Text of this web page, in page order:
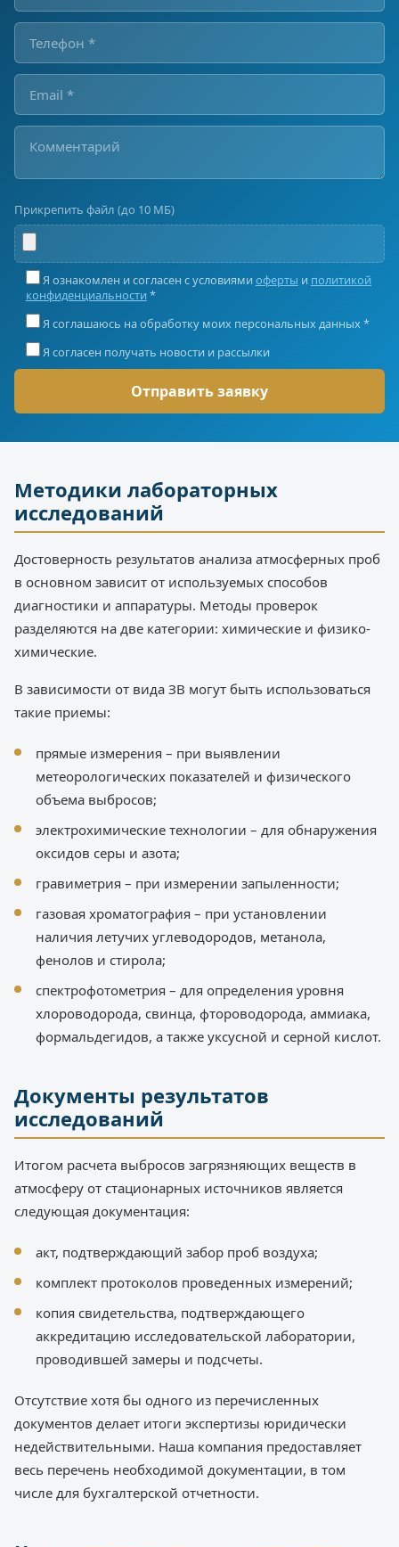
Прикрепить файл (до 10 МБ)
Я ознакомлен и согласен с условиями оферты и политикой
конфиденциальности *
Я соглашаюсь на обработку моих персональных данных *
Я согласен получать новости и рассылки
Методики лабораторных
исследований
Достоверность результатов анализа атмосферных проб
в основном зависит от используемых способов
диагностики и аппаратуры. Методы проверок
разделяются на две категории: химические и физико-
химические.
В зависимости от вида ЗВ могут быть использоваться
такие приемы:
прямые измерения – при выявлении
метеорологических показателей и физического
объема выбросов;
электрохимические технологии – для обнаружения
оксидов серы и азота;
гравиметрия – при измерении запыленности;
газовая хроматография – при установлении
наличия летучих углеводородов, метанола,
фенолов и стирола;
спектрофотометрия – для определения уровня
хлороводорода, свинца, фтороводорода, аммиака,
формальдегидов, а также уксусной и серной кислот.
Документы результатов
исследований
Итогом расчета выбросов загрязняющих веществ в
атмосферу от стационарных источников является
следующая документация:
акт, подтверждающий забор проб воздуха;
комплект протоколов проведенных измерений;
копия свидетельства, подтверждающего
аккредитацию исследовательской лаборатории,
проводившей замеры и подсчеты.
Отсутствие хотя бы одного из перечисленных
документов делает итоги экспертизы юридически
недействительными. Наша компания предоставляет
весь перечень необходимой документации, в том
числе для бухгалтерской отчетности.